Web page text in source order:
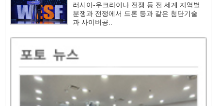
러시아-우크라이나 전쟁 등 전 세계 지역별
분쟁과 전쟁에서 드론 등과 같은 첨단기술
과 사이버공..